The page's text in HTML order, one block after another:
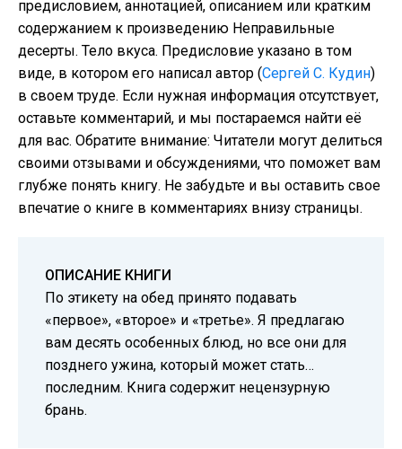
предисловием, аннотацией, описанием или кратким
содержанием к произведению Неправильные
десерты. Тело вкуса. Предисловие указано в том
виде, в котором его написал автор (Сергей С. Кудин)
в своем труде. Если нужная информация отсутствует,
оставьте комментарий, и мы постараемся найти её
для вас. Обратите внимание: Читатели могут делиться
своими отзывами и обсуждениями, что поможет вам
глубже понять книгу. Не забудьте и вы оставить свое
впечатие о книге в комментариях внизу страницы.
ОПИСАНИЕ КНИГИ
По этикету на обед принято подавать
«первое», «второе» и «третье». Я предлагаю
вам десять особенных блюд, но все они для
позднего ужина, который может стать…
последним. Книга содержит нецензурную
брань.